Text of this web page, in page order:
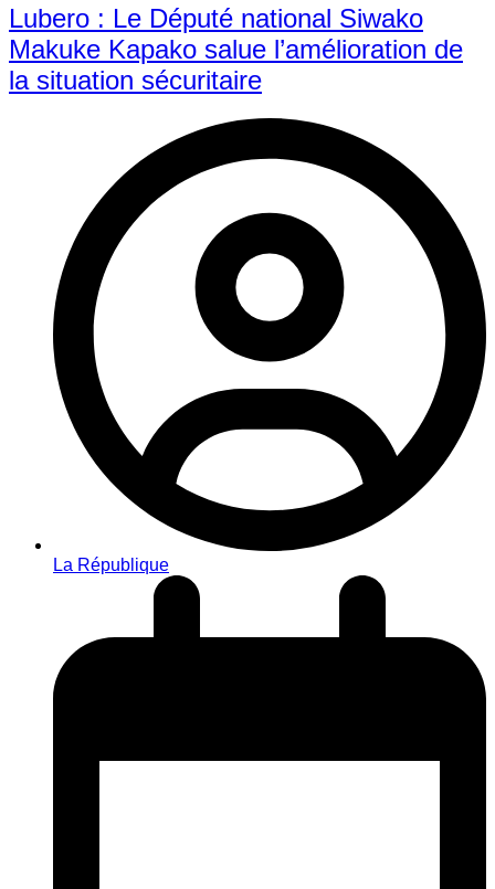
Lubero : Le Député national Siwako
Makuke Kapako salue l’amélioration de
la situation sécuritaire
La République